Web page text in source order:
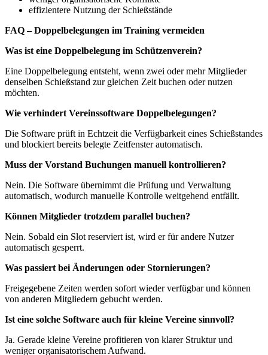
effizientere Nutzung der Schießstände
FAQ – Doppelbelegungen im Training vermeiden
Was ist eine Doppelbelegung im Schützenverein?
Eine Doppelbelegung entsteht, wenn zwei oder mehr Mitglieder
denselben Schießstand zur gleichen Zeit buchen oder nutzen
möchten.
Wie verhindert Vereinssoftware Doppelbelegungen?
Die Software prüft in Echtzeit die Verfügbarkeit eines Schießstandes
und blockiert bereits belegte Zeitfenster automatisch.
Muss der Vorstand Buchungen manuell kontrollieren?
Nein. Die Software übernimmt die Prüfung und Verwaltung
automatisch, wodurch manuelle Kontrolle weitgehend entfällt.
Können Mitglieder trotzdem parallel buchen?
Nein. Sobald ein Slot reserviert ist, wird er für andere Nutzer
automatisch gesperrt.
Was passiert bei Änderungen oder Stornierungen?
Freigegebene Zeiten werden sofort wieder verfügbar und können
von anderen Mitgliedern gebucht werden.
Ist eine solche Software auch für kleine Vereine sinnvoll?
Ja. Gerade kleine Vereine profitieren von klarer Struktur und
weniger organisatorischem Aufwand.